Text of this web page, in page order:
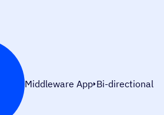
Middleware App Bi-directional